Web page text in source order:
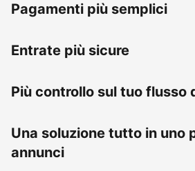
Pagamenti più semplici
Entrate più sicure
Più controllo sul tuo flusso
Una soluzione tutto in uno
annunci